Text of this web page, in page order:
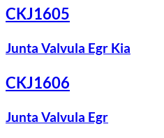
CKJ1605
Junta Valvula Egr Kia
CKJ1606
Junta Valvula Egr